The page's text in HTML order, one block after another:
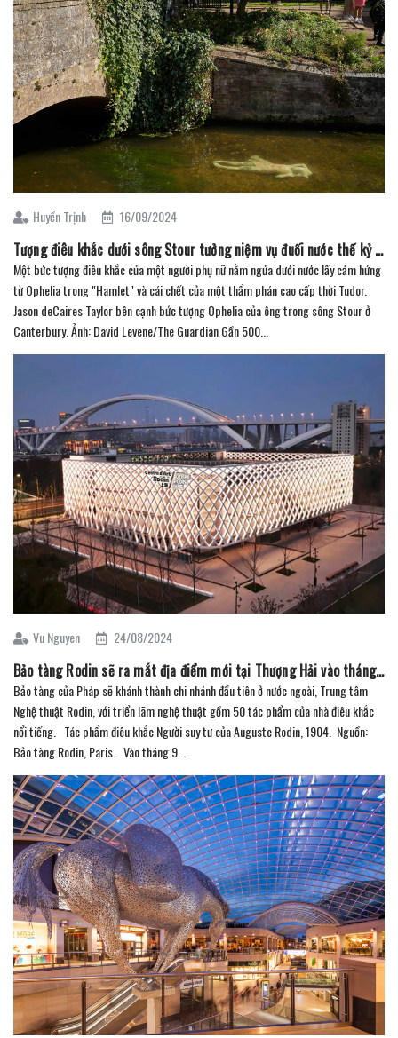
Huyền Trịnh 16/09/2024
Tượng điêu khắc dưới sông Stour tưởng niệm vụ đuối nước thế kỷ 16 đã truyền cảm hứng cho Shakespeare
Một bức tượng điêu khắc của một người phụ nữ nằm ngửa dưới nước lấy cảm hứng
từ Ophelia trong "Hamlet" và cái chết của một thẩm phán cao cấp thời Tudor.
Jason deCaires Taylor bên cạnh bức tượng Ophelia của ông trong sông Stour ở
Canterbury. Ảnh: David Levene/The Guardian Gần 500...
Vu Nguyen 24/08/2024
Bảo tàng Rodin sẽ ra mắt địa điểm mới tại Thượng Hải vào tháng 9
Bảo tàng của Pháp sẽ khánh thành chi nhánh đầu tiên ở nước ngoài, Trung tâm
Nghệ thuật Rodin, với triển lãm nghệ thuật gồm 50 tác phẩm của nhà điêu khắc
nổi tiếng. Tác phẩm điêu khắc Người suy tư của Auguste Rodin, 1904. Nguồn:
Bảo tàng Rodin, Paris. Vào tháng 9...